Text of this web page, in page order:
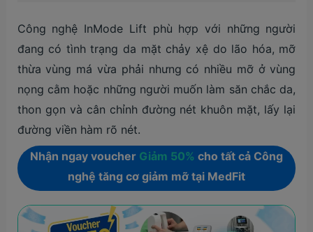
Công nghệ InMode Lift phù hợp với những người
đang có tình trạng da mặt chảy xệ do lão hóa, mỡ
thừa vùng má vừa phải nhưng có nhiều mỡ ở vùng
nọng cằm hoặc những người muốn làm săn chắc da,
thon gọn và cân chỉnh đường nét khuôn mặt, lấy lại
đường viền hàm rõ nét.
Nhận ngay voucher Giảm 50% cho tất cả Công
nghệ tăng cơ giảm mỡ tại MedFit